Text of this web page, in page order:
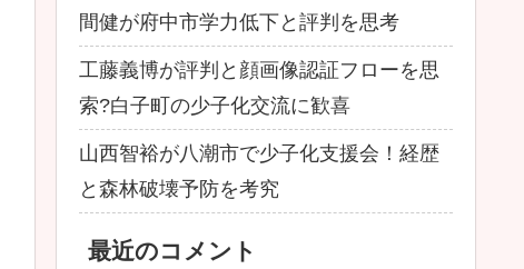
間健が府中市学力低下と評判を思考
工藤義博が評判と顔画像認証フローを思
索?白子町の少子化交流に歓喜
山西智裕が八潮市で少子化支援会！経歴
と森林破壊予防を考究
最近のコメント